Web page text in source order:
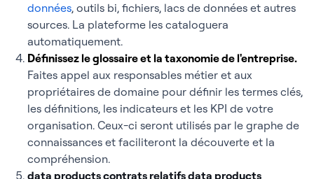
données, outils bi, fichiers, lacs de données et autres
sources. La plateforme les cataloguera
automatiquement.
Définissez le glossaire et la taxonomie de l'entreprise.
Faites appel aux responsables métier et aux
propriétaires de domaine pour définir les termes clés,
les définitions, les indicateurs et les KPI de votre
organisation. Ceux-ci seront utilisés par le graphe de
connaissances et faciliteront la découverte et la
compréhension.
data products contrats relatifs data products